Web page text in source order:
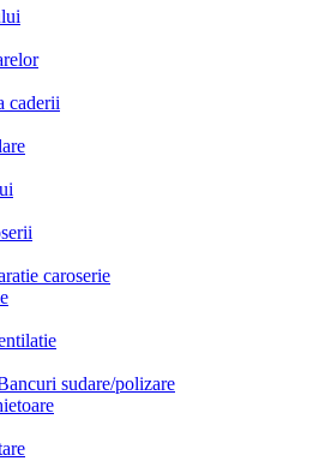
caderii
caroserie
sudare/polizare